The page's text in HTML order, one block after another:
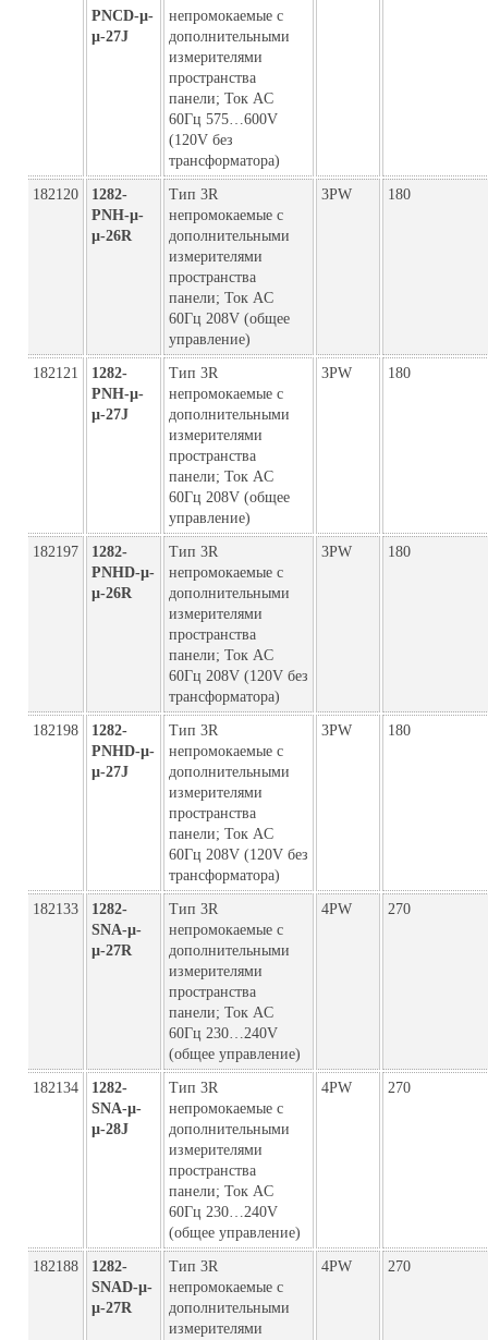
PNCD-µ-
µ-27J
непромокаемые с
дополнительными
измерителями
пространства
панели; Ток AC
60Гц 575…600V
(120V без
трансформатора)
182120
1282-
PNH-µ-
µ-26R
Тип 3R
непромокаемые с
дополнительными
измерителями
пространства
панели; Ток AC
60Гц 208V (общее
управление)
3PW 180
182121
1282-
PNH-µ-
µ-27J
Тип 3R
непромокаемые с
дополнительными
измерителями
пространства
панели; Ток AC
60Гц 208V (общее
управление)
3PW 180
182197
1282-
PNHD-µ-
µ-26R
Тип 3R
непромокаемые с
дополнительными
измерителями
пространства
панели; Ток AC
60Гц 208V (120V без
трансформатора)
3PW 180
182198
1282-
PNHD-µ-
µ-27J
Тип 3R
непромокаемые с
дополнительными
измерителями
пространства
панели; Ток AC
60Гц 208V (120V без
трансформатора)
3PW 180
182133
1282-
SNA-µ-
µ-27R
Тип 3R
непромокаемые с
дополнительными
измерителями
пространства
панели; Ток AC
60Гц 230…240V
(общее управление)
4PW 270
182134
1282-
SNA-µ-
µ-28J
Тип 3R
непромокаемые с
дополнительными
измерителями
пространства
панели; Ток AC
60Гц 230…240V
(общее управление)
4PW 270
182188
1282-
SNAD-µ-
µ-27R
Тип 3R
непромокаемые с
дополнительными
измерителями
4PW 270